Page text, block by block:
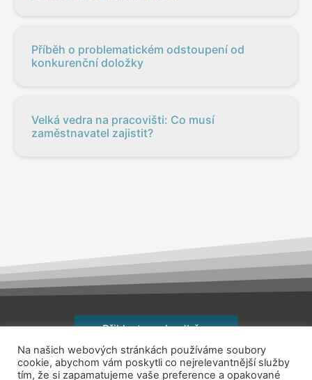
Příběh o problematickém odstoupení od
konkurenční doložky
Velká vedra na pracovišti: Co musí
zaměstnavatel zajistit?
Přihlaste se k odběru
Copyright © 2026jsemhrdoprace.cz
Na našich webových stránkách používáme soubory
cookie, abychom vám poskytli co nejrelevantnější služby
tím, že si zapamatujeme vaše preference a opakované